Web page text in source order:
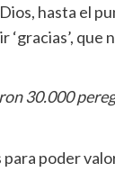
hasta el
‘gracias’,
30.000
poder